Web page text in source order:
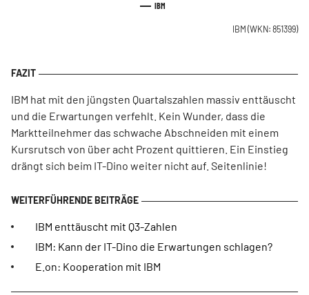
IBM
IBM (WKN: 851399)
IBM hat mit den jüngsten Quartalszahlen massiv enttäuscht
und die Erwartungen verfehlt. Kein Wunder, dass die
Marktteilnehmer das schwache Abschneiden mit einem
Kursrutsch von über acht Prozent quittieren. Ein Einstieg
drängt sich beim IT-Dino weiter nicht auf. Seitenlinie!
IBM enttäuscht mit Q3-Zahlen
IBM: Kann der IT-Dino die Erwartungen schlagen?
E.on: Kooperation mit IBM